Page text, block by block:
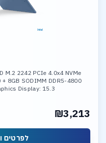
M.2 2242 PCIe 4.0x4 NVMe
8GB SODIMM DDR5-4800
Display: 15.3
₪3,213
לפרטים